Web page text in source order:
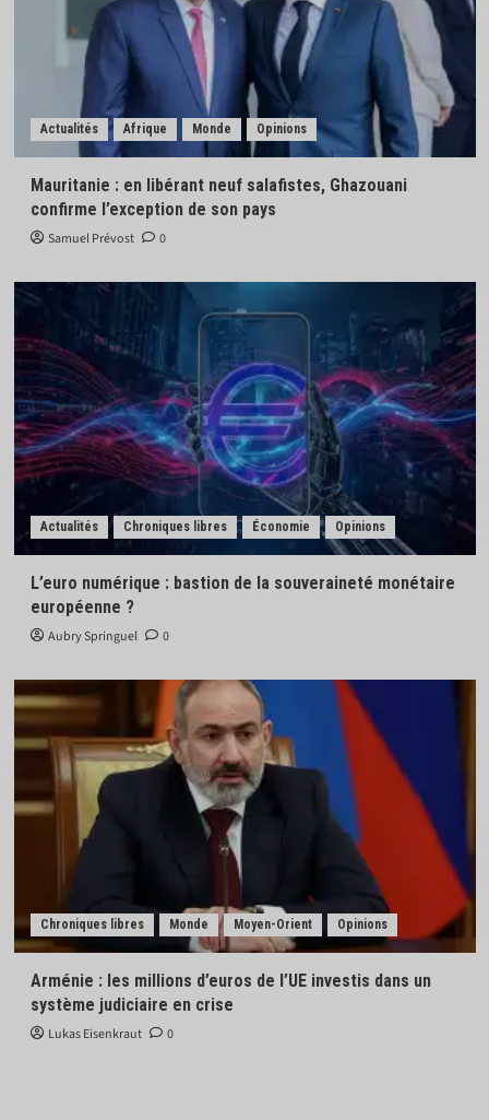
Actualités Afrique Monde Opinions
Mauritanie : en libérant neuf salafistes, Ghazouani
confirme l’exception de son pays
Samuel Prévost 0
Actualités Chroniques libres Économie Opinions
L’euro numérique : bastion de la souveraineté monétaire
européenne ?
Aubry Springuel 0
Chroniques libres Monde Moyen-Orient Opinions
Arménie : les millions d’euros de l’UE investis dans un
système judiciaire en crise
Lukas Eisenkraut 0